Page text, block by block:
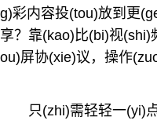
g)彩内容投(tou)放到更
享？靠(kao)比(bi)视
ou)屏协(xie)议，操作
只(zhi)需轻轻一(yi)